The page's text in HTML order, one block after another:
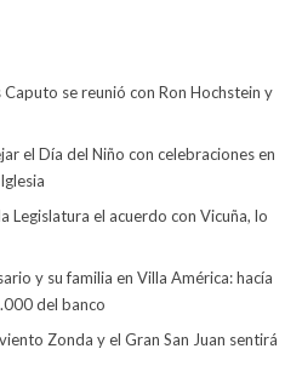
se reunió con Ron Hochstein y
el Día del Niño con celebraciones en
Legislatura el acuerdo con Vicuña, lo
y su familia en Villa América: hacía
del banco
Zonda y el Gran San Juan sentirá